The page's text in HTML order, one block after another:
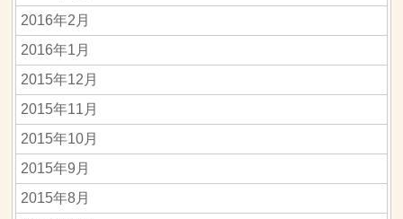
2016年2月
2016年1月
2015年12月
2015年11月
2015年10月
2015年9月
2015年8月